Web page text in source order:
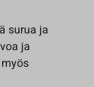
surua ja
ja